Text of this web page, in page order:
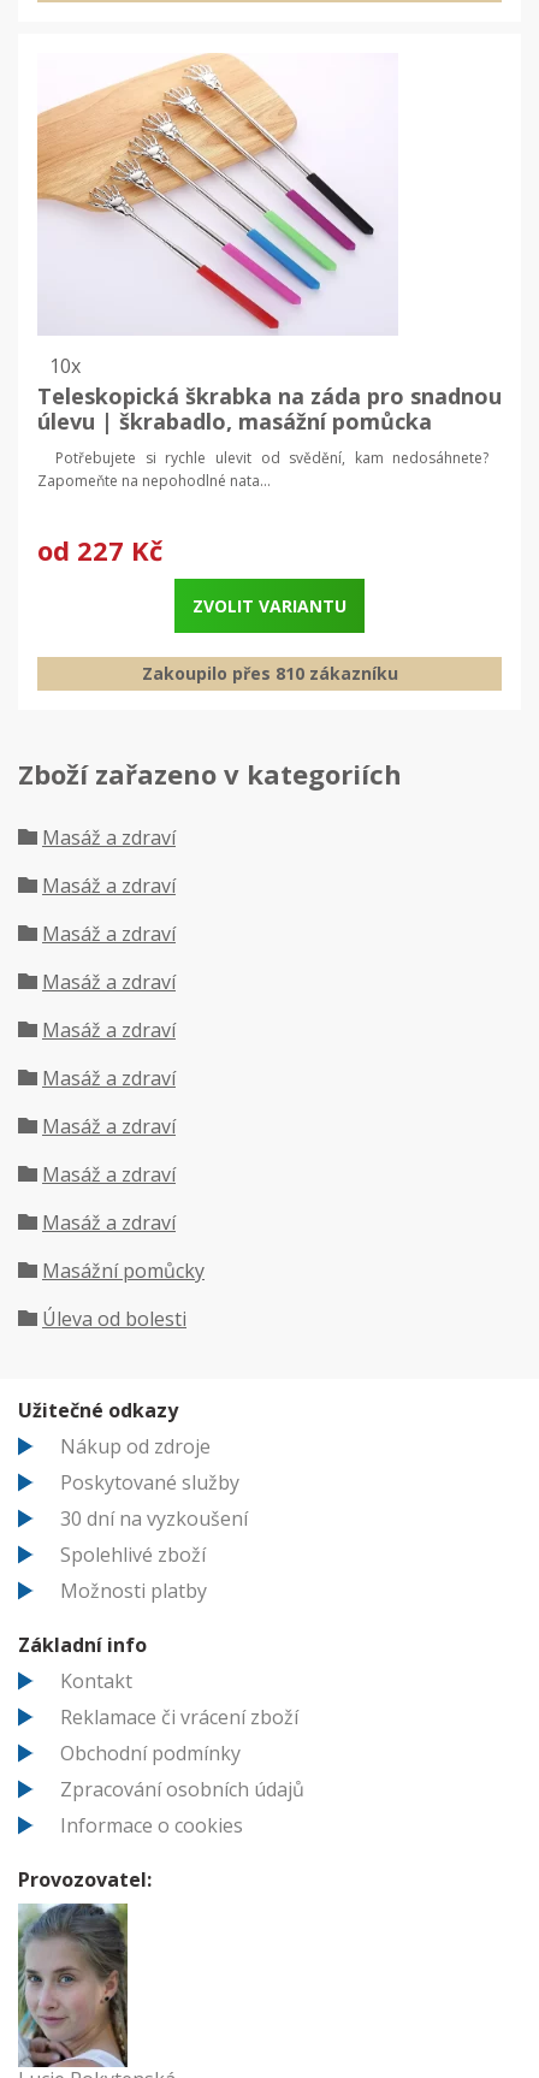
10x
Teleskopická škrabka na záda pro snadnou
úlevu | škrabadlo, masážní pomůcka
Potřebujete si rychle ulevit od svědění, kam nedosáhnete?
Zapomeňte na nepohodlné nata...
od 227 Kč
ZVOLIT VARIANTU
Zakoupilo přes 810 zákazníku
Zboží zařazeno v kategoriích
Masáž a zdraví
Masáž a zdraví
Masáž a zdraví
Masáž a zdraví
Masáž a zdraví
Masáž a zdraví
Masáž a zdraví
Masáž a zdraví
Masáž a zdraví
Masážní pomůcky
Úleva od bolesti
Užitečné odkazy
Nákup od zdroje
Poskytované služby
30 dní na vyzkoušení
Spolehlivé zboží
Možnosti platby
Základní info
Kontakt
Reklamace či vrácení zboží
Obchodní podmínky
Zpracování osobních údajů
Informace o cookies
Provozovatel: